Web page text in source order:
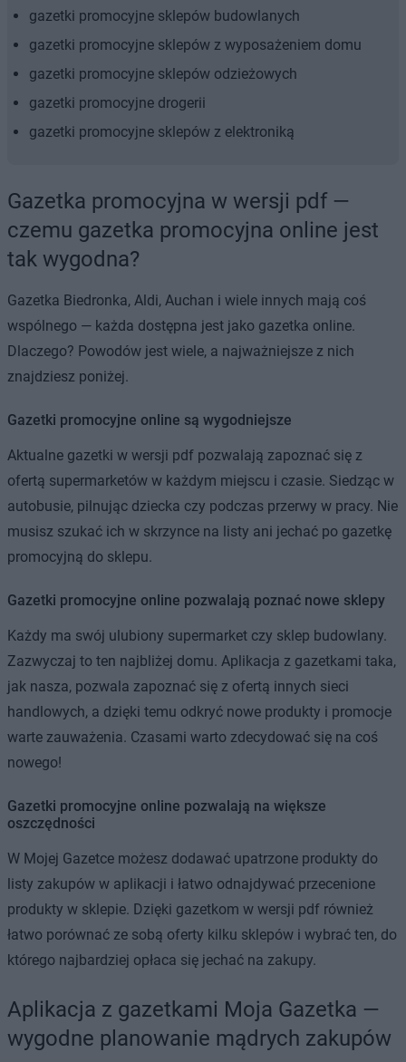
gazetki promocyjne sklepów budowlanych
gazetki promocyjne sklepów z wyposażeniem domu
gazetki promocyjne sklepów odzieżowych
gazetki promocyjne drogerii
gazetki promocyjne sklepów z elektroniką
Gazetka promocyjna w wersji pdf —
czemu gazetka promocyjna online jest
tak wygodna?
Gazetka Biedronka, Aldi, Auchan i wiele innych mają coś
wspólnego — każda dostępna jest jako gazetka online.
Dlaczego? Powodów jest wiele, a najważniejsze z nich
znajdziesz poniżej.
Gazetki promocyjne online są wygodniejsze
Aktualne gazetki w wersji pdf pozwalają zapoznać się z
ofertą supermarketów w każdym miejscu i czasie. Siedząc w
autobusie, pilnując dziecka czy podczas przerwy w pracy. Nie
musisz szukać ich w skrzynce na listy ani jechać po gazetkę
promocyjną do sklepu.
Gazetki promocyjne online pozwalają poznać nowe sklepy
Każdy ma swój ulubiony supermarket czy sklep budowlany.
Zazwyczaj to ten najbliżej domu. Aplikacja z gazetkami taka,
jak nasza, pozwala zapoznać się z ofertą innych sieci
handlowych, a dzięki temu odkryć nowe produkty i promocje
warte zauważenia. Czasami warto zdecydować się na coś
nowego!
Gazetki promocyjne online pozwalają na większe
oszczędności
W Mojej Gazetce możesz dodawać upatrzone produkty do
listy zakupów w aplikacji i łatwo odnajdywać przecenione
produkty w sklepie. Dzięki gazetkom w wersji pdf również
łatwo porównać ze sobą oferty kilku sklepów i wybrać ten, do
którego najbardziej opłaca się jechać na zakupy.
Aplikacja z gazetkami Moja Gazetka —
wygodne planowanie mądrych zakupów